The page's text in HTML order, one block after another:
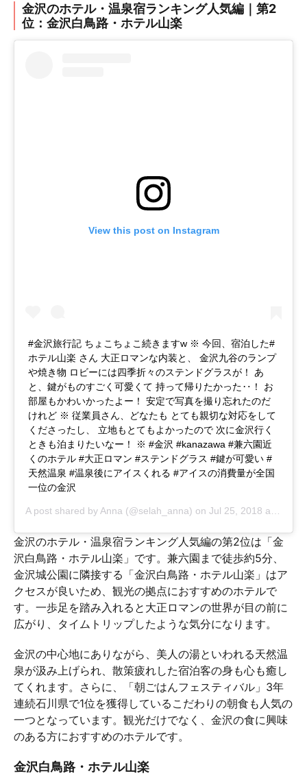
金沢のホテル・温泉宿ランキング人気編｜第2
位：金沢白鳥路・ホテル山楽
View this post on Instagram
#金沢旅行記 ちょこちょこ続きますw ※ 今回、宿泊した#
ホテル山楽 さん 大正ロマンな内装と、 金沢九谷のランプ
や焼き物 ロビーには四季折々のステンドグラスが！ あ
と、鍵がものすごく可愛くて 持って帰りたかった‥！ お
部屋もかわいかったよー！ 安定で写真を撮り忘れたのだ
けれど ※ 従業員さん、どなたも とても親切な対応をして
くださったし、 立地もとてもよかったので 次に金沢行く
ときも泊まりたいなー！ ※ #金沢 #kanazawa #兼六園近
くのホテル #大正ロマン #ステンドグラス #鍵が可愛い #
天然温泉 #温泉後にアイスくれる #アイスの消費量が全国
一位の金沢
A post shared by Anna (@selah_anna) on Jul 25, 2018 at 1:13am PDT
金沢のホテル・温泉宿ランキング人気編の第2位は「金
沢白鳥路・ホテル山楽」です。兼六園まで徒歩約5分、
金沢城公園に隣接する「金沢白鳥路・ホテル山楽」はア
クセスが良いため、観光の拠点におすすめのホテルで
す。一歩足を踏み入れると大正ロマンの世界が目の前に
広がり、タイムトリップしたような気分になります。
金沢の中心地にありながら、美人の湯といわれる天然温
泉が汲み上げられ、散策疲れした宿泊客の身も心も癒し
てくれます。さらに、「朝ごはんフェスティバル」3年
連続石川県で1位を獲得しているこだわりの朝食も人気の
一つとなっています。観光だけでなく、金沢の食に興味
のある方におすすめのホテルです。
金沢白鳥路・ホテル山楽